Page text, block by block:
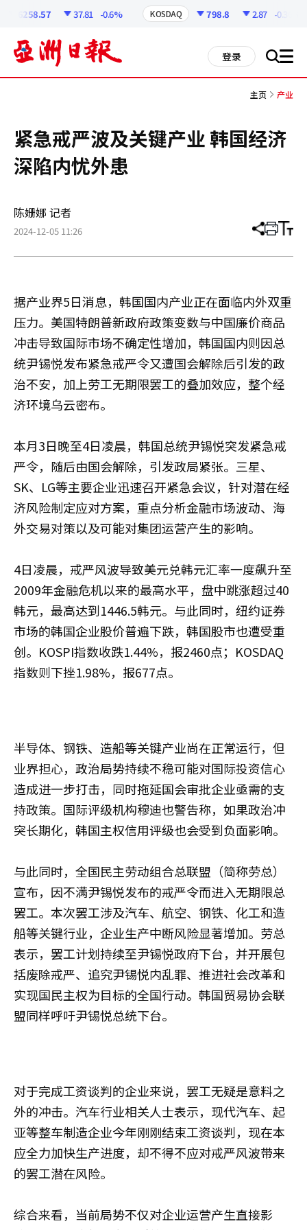
6258.57 37.81 -0.6% KOSDAQ 798.8 2.87 -0.36%
登录 搜 all
主页 产业
紧急戒严波及关键产业 韩国经济
深陷内忧外患
陈姗娜 记者
2024-12-05 11:26 分
章
打 调
小
据产业界5日消息，韩国国内产业正在面临内外双重
压力。美国特朗普新政府政策变数与中国廉价商品
冲击导致国际市场不确定性增加，韩国国内则因总
统尹锡悦发布紧急戒严令又遭国会解除后引发的政
治不安，加上劳工无期限罢工的叠加效应，整个经
济环境乌云密布。
本月3日晚至4日凌晨，韩国总统尹锡悦突发紧急戒
严令，随后由国会解除，引发政局紧张。三星、
SK、LG等主要企业迅速召开紧急会议，针对潜在经
济风险制定应对方案，重点分析金融市场波动、海
外交易对策以及可能对集团运营产生的影响。
4日凌晨，戒严风波导致美元兑韩元汇率一度飙升至
2009年金融危机以来的最高水平，盘中跳涨超过40
韩元，最高达到1446.5韩元。与此同时，纽约证券
市场的韩国企业股价普遍下跌，韩国股市也遭受重
创。KOSPI指数收跌1.44%，报2460点；KOSDAQ
指数则下挫1.98%，报677点。
半导体、钢铁、造船等关键产业尚在正常运行，但
业界担心，政治局势持续不稳可能对国际投资信心
造成进一步打击，同时拖延国会审批企业亟需的支
持政策。国际评级机构穆迪也警告称，如果政治冲
突长期化，韩国主权信用评级也会受到负面影响。
与此同时，全国民主劳动组合总联盟（简称劳总）
宣布，因不满尹锡悦发布的戒严令而进入无期限总
罢工。本次罢工涉及汽车、航空、钢铁、化工和造
船等关键行业，企业生产中断风险显著增加。劳总
表示，罢工计划持续至尹锡悦政府下台，并开展包
括废除戒严、追究尹锡悦内乱罪、推进社会改革和
实现国民主权为目标的全国行动。韩国贸易协会联
盟同样呼吁尹锡悦总统下台。
对于完成工资谈判的企业来说，罢工无疑是意料之
外的冲击。汽车行业相关人士表示，现代汽车、起
亚等整车制造企业今年刚刚结束工资谈判，现在本
应全力加快生产进度，却不得不应对戒严风波带来
的罢工潜在风险。
综合来看，当前局势不仅对企业运营产生直接影